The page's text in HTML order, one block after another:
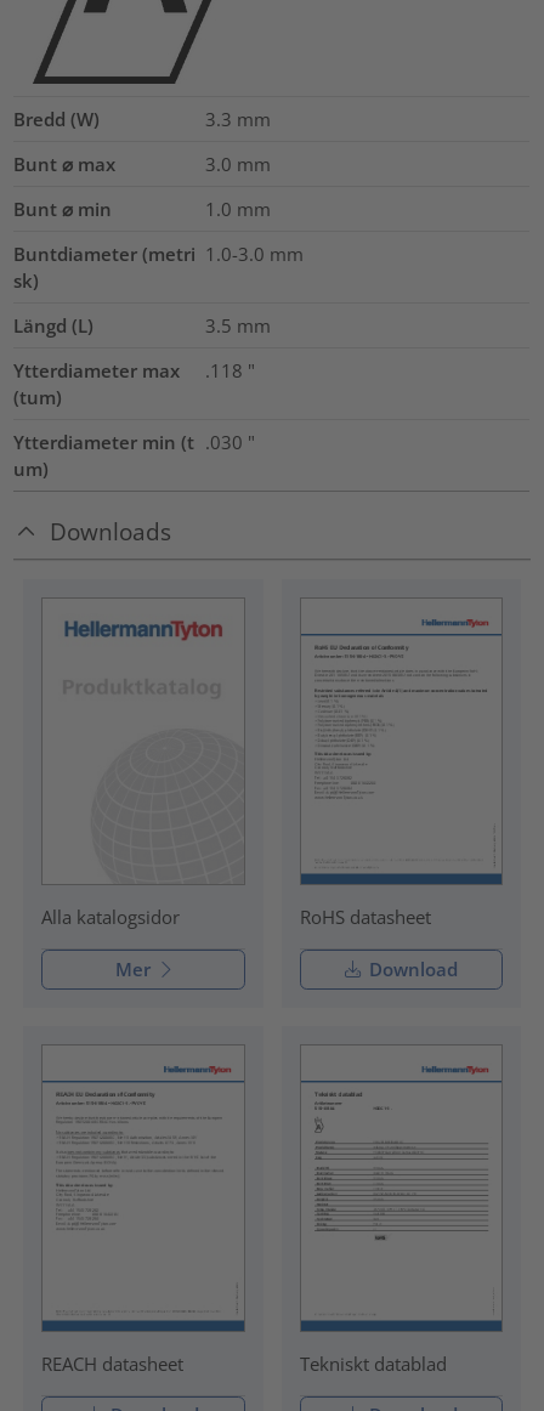
Bredd (W) 3.3 mm
Bunt ⌀ max
3.0 mm
Bunt ⌀ min
1.0 mm
Buntdiameter (metri
sk)
1.0-3.0 mm
Längd (L) 3.5 mm
Ytterdiameter max
(tum)
.118 "
Ytterdiameter min (t
um)
.030 "
Downloads
Alla katalogsidor
Mer
RoHS datasheet
Download
REACH datasheet Tekniskt datablad